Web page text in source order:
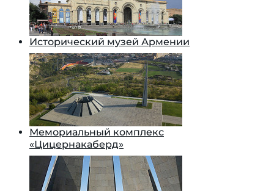
Исторический музей Армении
Мемориальный комплекс
«Цицернакаберд»